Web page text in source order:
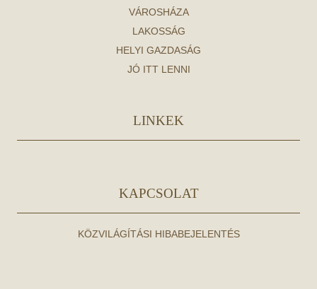
VÁROSHÁZA
LAKOSSÁG
HELYI GAZDASÁG
JÓ ITT LENNI
LINKEK
KAPCSOLAT
KÖZVILÁGÍTÁSI HIBABEJELENTÉS